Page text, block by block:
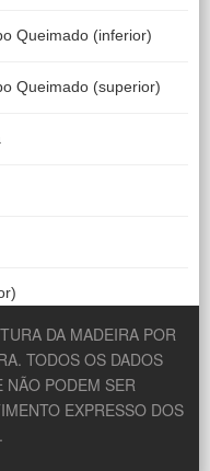
Queimado (inferior)
Queimado (superior)
DA MADEIRA POR
TODOS OS DADOS
NÃO PODEM SER
EXPRESSO DOS